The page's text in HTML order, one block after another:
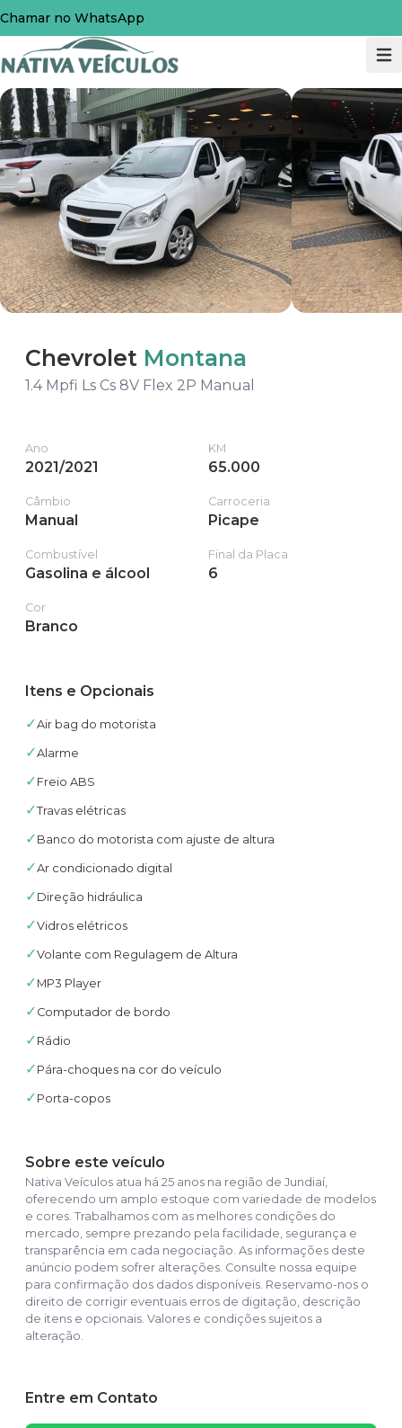
Chamar no WhatsApp
Chevrolet Montana
1.4 Mpfi Ls Cs 8V Flex 2P Manual
Ano
2021/2021
KM
65.000
Câmbio
Manual
Carroceria
Picape
Combustível
Gasolina e álcool
Final da Placa
6
Cor
Branco
Itens e Opcionais
✓Air bag do motorista
✓Alarme
✓ Freio ABS
✓Travas elétricas
✓ Banco do motorista com ajuste de altura
✓Ar condicionado digital
✓ Direção hidráulica
✓Vidros elétricos
✓Volante com Regulagem de Altura
✓ MP3 Player
✓ Computador de bordo
✓ Rádio
✓ Pára-choques na cor do veículo
✓ Porta-copos
Sobre este veículo
Nativa Veículos atua há 25 anos na região de Jundiaí,
oferecendo um amplo estoque com variedade de modelos
e cores. Trabalhamos com as melhores condições do
mercado, sempre prezando pela facilidade, segurança e
transparência em cada negociação. As informações deste
anúncio podem sofrer alterações. Consulte nossa equipe
para confirmação dos dados disponíveis. Reservamo-nos o
direito de corrigir eventuais erros de digitação, descrição
de itens e opcionais. Valores e condições sujeitos a
alteração.
Entre em Contato